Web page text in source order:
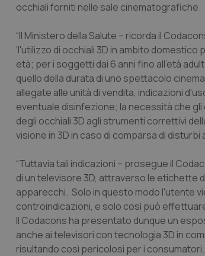
occhiali forniti nelle sale cinematografiche.
“Il Ministero della Salute – ricorda il
‘l'utilizzo di occhiali 3D in ambito
età; per i soggetti dai 6 anni fino all'età
quello della durata di uno spettacolo
allegate alle unità di vendita, indicazioni
eventuale disinfezione; la necessità che
degli occhiali 3D agli strumenti correttivi
visione in 3D in caso di comparsa di
“Tuttavia tali indicazioni – prosegue il
di un televisore 3D, attraverso le etichette
apparecchi. Solo in questo modo l'utente
controindicazioni, e solo così può
Il Codacons ha presentato dunque un
anche ai televisori con tecnologia 3D in
risultando così pericolosi per i